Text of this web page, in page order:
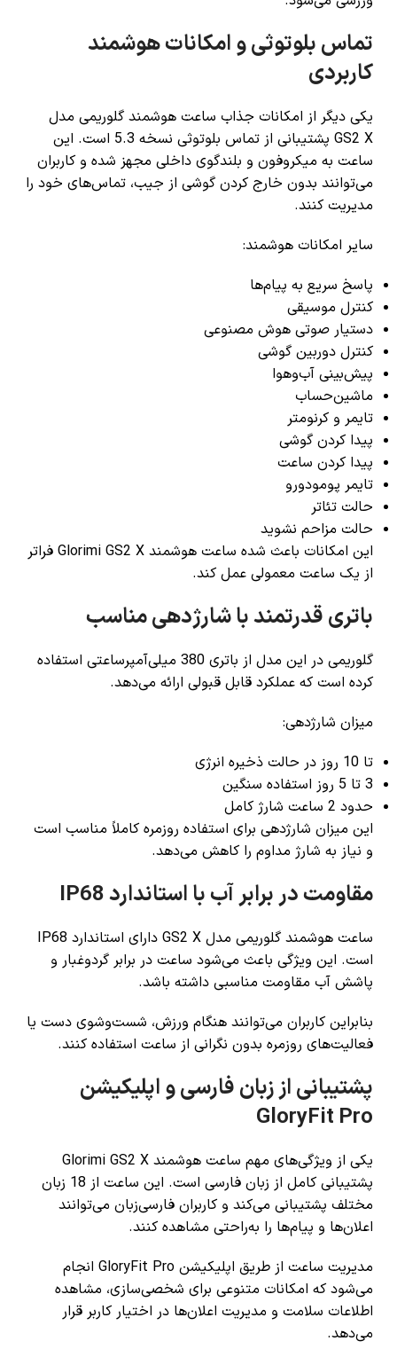
تماس بلوتوثی و امکانات هوشمند
کاربردی
یکی دیگر از امکانات جذاب ساعت هوشمند گلوریمی مدل
GS2 X پشتیبانی از تماس بلوتوثی نسخه 5.3 است. این
ساعت به میکروفون و بلندگوی داخلی مجهز شده و کاربران
می‌توانند بدون خارج کردن گوشی از جیب، تماس‌های خود را
مدیریت کنند.
سایر امکانات هوشمند:
پاسخ سریع به پیام‌ها
کنترل موسیقی
دستیار صوتی هوش مصنوعی
کنترل دوربین گوشی
پیش‌بینی آب‌وهوا
ماشین‌حساب
تایمر و کرنومتر
پیدا کردن گوشی
پیدا کردن ساعت
تایمر پومودورو
حالت تئاتر
حالت مزاحم نشوید
این امکانات باعث شده ساعت هوشمند Glorimi GS2 X فراتر
از یک ساعت معمولی عمل کند.
باتری قدرتمند با شارژدهی مناسب
گلوریمی در این مدل از باتری 380 میلی‌آمپرساعتی استفاده
کرده است که عملکرد قابل قبولی ارائه می‌دهد.
میزان شارژدهی:
تا 10 روز در حالت ذخیره انرژی
3 تا 5 روز استفاده سنگین
حدود 2 ساعت شارژ کامل
این میزان شارژدهی برای استفاده روزمره کاملاً مناسب است
و نیاز به شارژ مداوم را کاهش می‌دهد.
مقاومت در برابر آب با استاندارد IP68
ساعت هوشمند گلوریمی مدل GS2 X دارای استاندارد IP68
است. این ویژگی باعث می‌شود ساعت در برابر گردوغبار و
پاشش آب مقاومت مناسبی داشته باشد.
بنابراین کاربران می‌توانند هنگام ورزش، شست‌وشوی دست یا
فعالیت‌های روزمره بدون نگرانی از ساعت استفاده کنند.
پشتیبانی از زبان فارسی و اپلیکیشن
GloryFit Pro
یکی از ویژگی‌های مهم ساعت هوشمند Glorimi GS2 X
پشتیبانی کامل از زبان فارسی است. این ساعت از 18 زبان
مختلف پشتیبانی می‌کند و کاربران فارسی‌زبان می‌توانند
اعلان‌ها و پیام‌ها را به‌راحتی مشاهده کنند.
مدیریت ساعت از طریق اپلیکیشن GloryFit Pro انجام
می‌شود که امکانات متنوعی برای شخصی‌سازی، مشاهده
اطلاعات سلامت و مدیریت اعلان‌ها در اختیار کاربر قرار
می‌دهد.